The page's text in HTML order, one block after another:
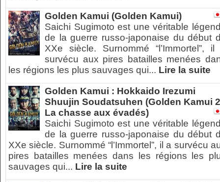
Golden Kamui (Golden Kamui)
Saichi Sugimoto est une véritable
de la guerre russo-japonaise du début
XXe siècle. Surnommé “l’Immortel”, il
survécu aux pires batailles menées
les régions les plus sauvages qui... Lire la suite
Golden Kamui : Hokkaido Irezumi
Shuujin Soudatsuhen (Golden Kamui
La chasse aux évadés)
Saichi Sugimoto est une véritable
de la guerre russo-japonaise du début
XXe siècle. Surnommé “l’Immortel”, il a survécu
pires batailles menées dans les régions les
sauvages qui... Lire la suite